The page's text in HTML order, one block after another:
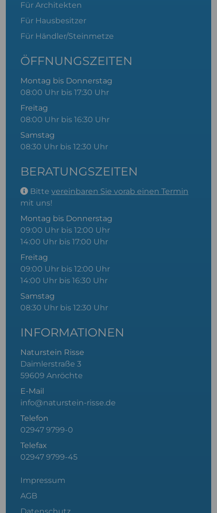
Für Architekten
Für Hausbesitzer
Für Händler/Steinmetze
ÖFFNUNGSZEITEN
Montag bis Donnerstag
08:00 Uhr bis 17:30 Uhr
Freitag
08:00 Uhr bis 16:30 Uhr
Samstag
08:30 Uhr bis 12:30 Uhr
BERATUNGSZEITEN
Bitte vereinbaren Sie vorab einen Termin
mit uns!
Montag bis Donnerstag
09:00 Uhr bis 12:00 Uhr
14:00 Uhr bis 17:00 Uhr
Freitag
09:00 Uhr bis 12:00 Uhr
14:00 Uhr bis 16:30 Uhr
Samstag
08:30 Uhr bis 12:30 Uhr
INFORMATIONEN
Naturstein Risse
Daimlerstraße 3
59609 Anröchte
E-Mail
info@naturstein-risse.de
Telefon
02947 9799-0
Telefax
02947 9799-45
Impressum
AGB